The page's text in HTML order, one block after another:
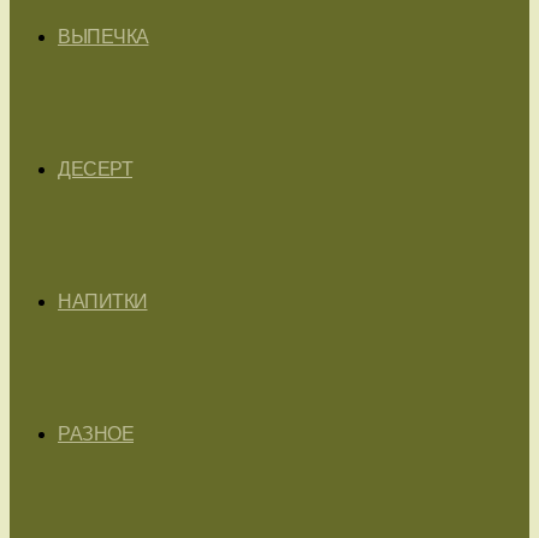
ВЫПЕЧКА
ДЕСЕРТ
НАПИТКИ
РАЗНОЕ